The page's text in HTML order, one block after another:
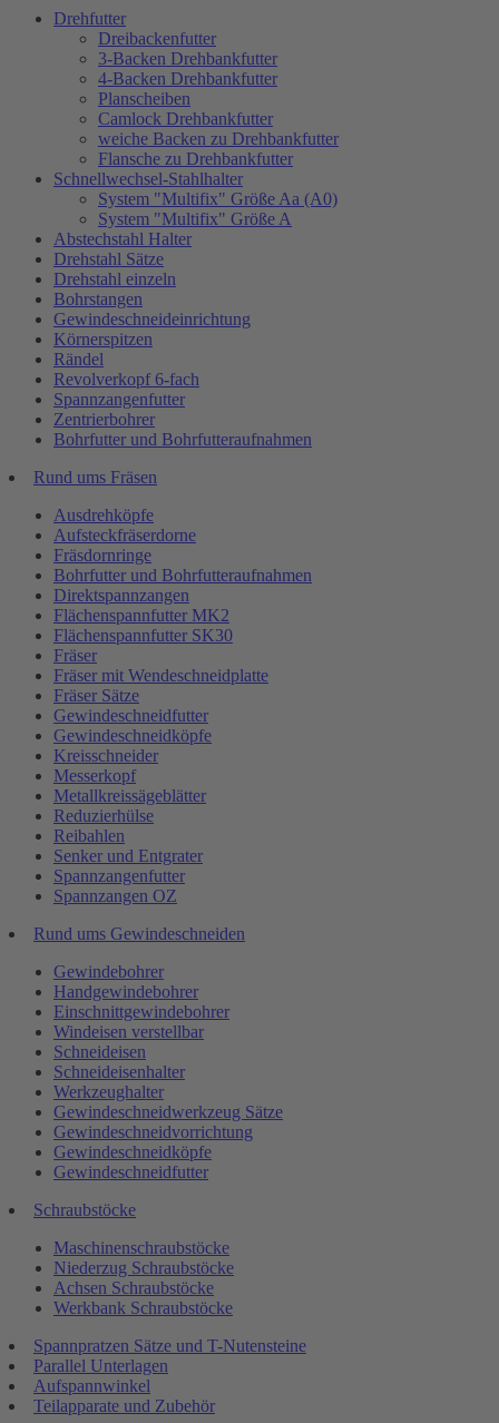
Drehfutter
Dreibackenfutter
3-Backen Drehbankfutter
4-Backen Drehbankfutter
Planscheiben
Camlock Drehbankfutter
weiche Backen zu Drehbankfutter
Flansche zu Drehbankfutter
Schnellwechsel-Stahlhalter
System "Multifix" Größe Aa (A0)
System "Multifix" Größe A
Abstechstahl Halter
Drehstahl Sätze
Drehstahl einzeln
Bohrstangen
Gewindeschneideinrichtung
Körnerspitzen
Rändel
Revolverkopf 6-fach
Spannzangenfutter
Zentrierbohrer
Bohrfutter und Bohrfutteraufnahmen
Rund ums Fräsen
Ausdrehköpfe
Aufsteckfräserdorne
Fräsdornringe
Bohrfutter und Bohrfutteraufnahmen
Direktspannzangen
Flächenspannfutter MK2
Flächenspannfutter SK30
Fräser
Fräser mit Wendeschneidplatte
Fräser Sätze
Gewindeschneidfutter
Gewindeschneidköpfe
Kreisschneider
Messerkopf
Metallkreissägeblätter
Reduzierhülse
Reibahlen
Senker und Entgrater
Spannzangenfutter
Spannzangen OZ
Rund ums Gewindeschneiden
Gewindebohrer
Handgewindebohrer
Einschnittgewindebohrer
Windeisen verstellbar
Schneideisen
Schneideisenhalter
Werkzeughalter
Gewindeschneidwerkzeug Sätze
Gewindeschneidvorrichtung
Gewindeschneidköpfe
Gewindeschneidfutter
Schraubstöcke
Maschinenschraubstöcke
Niederzug Schraubstöcke
Achsen Schraubstöcke
Werkbank Schraubstöcke
Spannpratzen Sätze und T-Nutensteine
Parallel Unterlagen
Aufspannwinkel
Teilapparate und Zubehör